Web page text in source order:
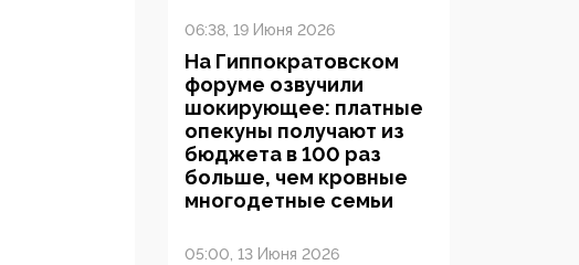
06:38, 19 Июня 2026
На Гиппократовском
форуме озвучили
шокирующее: платные
опекуны получают из
бюджета в 100 раз
больше, чем кровные
многодетные семьи
05:00, 13 Июня 2026